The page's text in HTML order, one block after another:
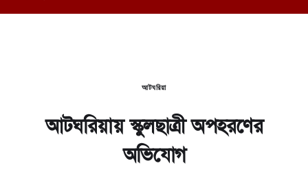
আটঘরিয়া
আটঘরিয়ায় স্কুলছাত্রী অপহরণের
অভিযোগ